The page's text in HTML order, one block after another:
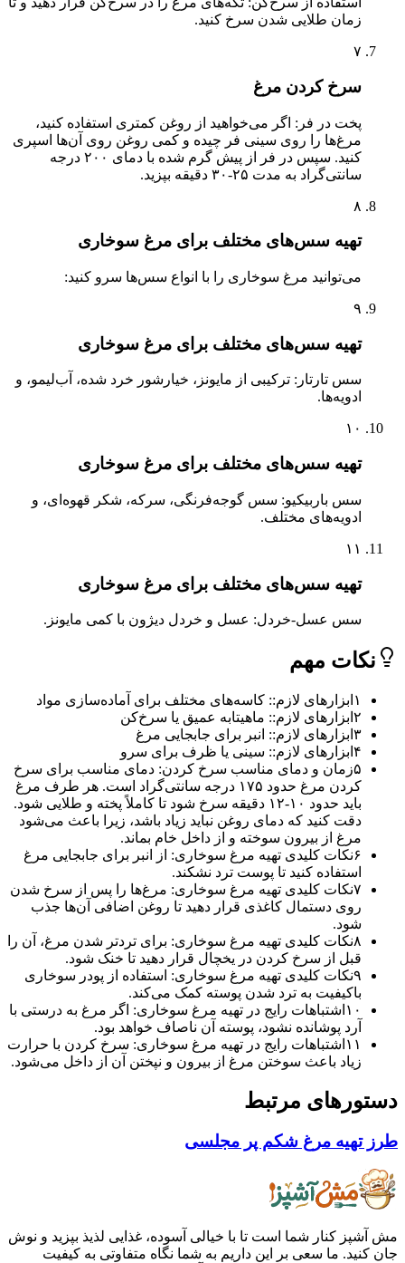
زمان طلایی شدن سرخ کنید.
سرخ کردن مرغ
پخت در فر: اگر می‌خواهید از روغن کمتری استفاده کنید،
مرغ‌ها را روی سینی فر چیده و کمی روغن روی آن‌ها اسپری
کنید. سپس در فر از پیش گرم شده با دمای ۲۰۰ درجه
سانتی‌گراد به مدت ۲۵-۳۰ دقیقه بپزید.
تهیه سس‌های مختلف برای مرغ سوخاری
می‌توانید مرغ سوخاری را با انواع سس‌ها سرو کنید:
تهیه سس‌های مختلف برای مرغ سوخاری
سس تارتار: ترکیبی از مایونز، خیارشور خرد شده، آب‌لیمو، و
تهیه سس‌های مختلف برای مرغ سوخاری
سس باربیکیو: سس گوجه‌فرنگی، سرکه، شکر قهوه‌ای، و
ادویه‌های مختلف.
تهیه سس‌های مختلف برای مرغ سوخاری
سس عسل-خردل: عسل و خردل دیژون با کمی مایونز.
مهم
ابزارهای لازم:: کاسه‌های مختلف برای آماده‌سازی مواد
ابزارهای لازم:: ماهیتابه عمیق یا سرخ‌کن
ابزارهای لازم:: انبر برای جابجایی مرغ
ابزارهای لازم:: سینی یا ظرف برای سرو
زمان و دمای مناسب سرخ کردن: دمای مناسب برای سرخ
کردن مرغ حدود ۱۷۵ درجه سانتی‌گراد است. هر طرف مرغ
باید حدود ۱۰-۱۲ دقیقه سرخ شود تا کاملاً پخته و طلایی شود.
دقت کنید که دمای روغن نباید زیاد باشد، زیرا باعث می‌شود
مرغ از بیرون سوخته و از داخل خام بماند.
نکات کلیدی تهیه مرغ سوخاری: از انبر برای جابجایی مرغ
استفاده کنید تا پوست ترد نشکند.
نکات کلیدی تهیه مرغ سوخاری: مرغ‌ها را پس از سرخ شدن
روی دستمال کاغذی قرار دهید تا روغن اضافی آن‌ها جذب
نکات کلیدی تهیه مرغ سوخاری: برای تردتر شدن مرغ، آن را
قبل از سرخ کردن در یخچال قرار دهید تا خنک شود.
نکات کلیدی تهیه مرغ سوخاری: استفاده از پودر سوخاری
باکیفیت به ترد شدن پوسته کمک می‌کند.
اشتباهات رایج در تهیه مرغ سوخاری: اگر مرغ به درستی با
آرد پوشانده نشود، پوسته آن ناصاف خواهد بود.
اشتباهات رایج در تهیه مرغ سوخاری: سرخ کردن با حرارت
زیاد باعث سوختن مرغ از بیرون و نپختن آن از داخل می‌شود.
مرتبط
مرغ شکم پر مجلسی
کنار شما است تا با خیالی آسوده، غذایی لذیذ بپزید و نوش
ما سعی بر این داریم به شما نگاه متفاوتی به کیفیت